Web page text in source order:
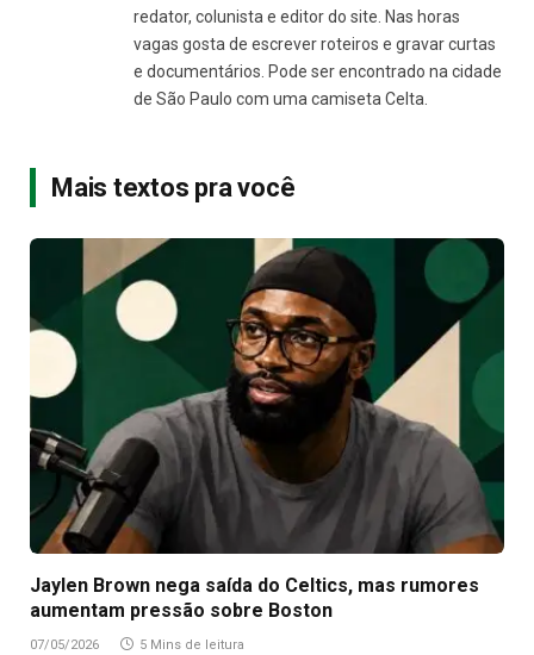
redator, colunista e editor do site. Nas horas
vagas gosta de escrever roteiros e gravar curtas
e documentários. Pode ser encontrado na cidade
de São Paulo com uma camiseta Celta.
Mais textos pra você
Jaylen Brown nega saída do Celtics, mas rumores
aumentam pressão sobre Boston
07/05/2026 5 Mins de leitura